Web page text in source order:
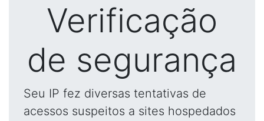
Verificação
de segurança
Seu IP fez diversas tentativas de
acessos suspeitos a sites hospedados